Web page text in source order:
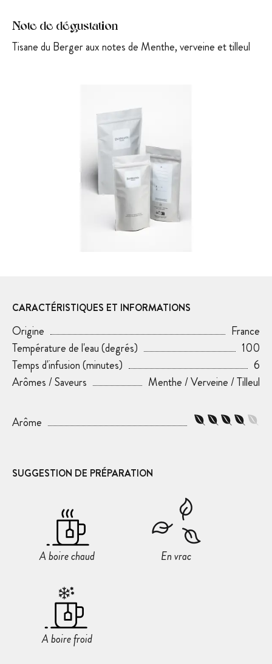
Note de dégustation
Tisane du Berger aux notes de Menthe, verveine et tilleul
CARACTÉRISTIQUES ET INFORMATIONS
Origine
France
Température de l'eau (degrés)
100
Temps d'infusion (minutes)
6
Arômes / Saveurs
Menthe / Verveine / Tilleul
Arôme
SUGGESTION DE PRÉPARATION
A boire chaud En vrac
A boire froid